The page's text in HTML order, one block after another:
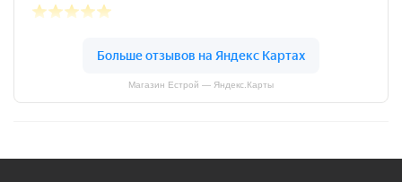
Магазин Естрой — Яндекс.Карты